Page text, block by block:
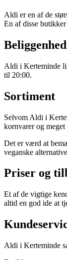
Aldi er en af de
En af disse
Aldi i Kerteminde
til 20:00.
Sortiment
Selvom Aldi i
kornvarer og meget
Det er værd at
veganske
Priser og
Et af de vigtige
altid en god ide at
Aldi i Kerteminde